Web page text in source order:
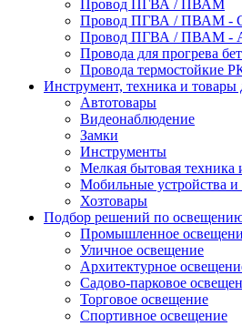
Провод ПГВА / ПВАМ
Провод ПГВА / ПВАМ -
Провод ПГВА / ПВАМ
Провода для прогрева
Провода термостойкие
Инструмент, техника и товары
Автотовары
Видеонаблюдение
Замки
Инструменты
Мелкая бытовая техника
Мобильные устройства
Хозтовары
Подбор решений по
Промышленное
Уличное освещение
Архитектурное
Садово-парковое
Торговое освещение
Спортивное освещение